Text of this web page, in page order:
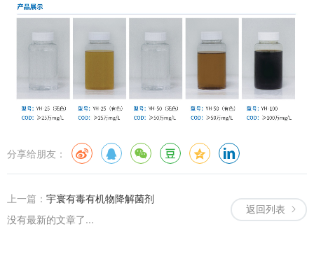
分享给朋友：
返回列表
上一篇： 宇寰有毒有机物降解菌剂
没有最新的文章了...